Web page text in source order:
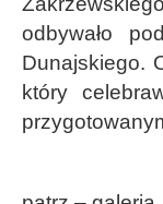
odbywało
Dunajskiego.
który